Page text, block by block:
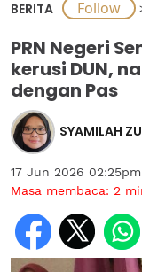
BERITA
PRN Negeri
kerusi DUN,
dengan Pas
SYAMILAH
17 Jun 2026 02:25pm
Masa membaca: 2